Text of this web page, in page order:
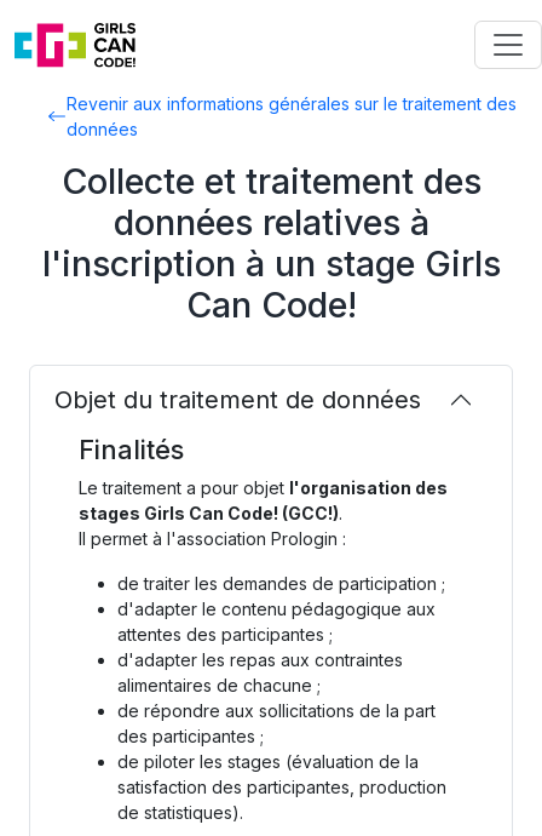
Revenir aux informations générales sur le traitement des
données
Collecte et traitement des
données relatives à
l'inscription à un stage Girls
Can Code!
Objet du traitement de données
Finalités
Le traitement a pour objet l'organisation des
stages Girls Can Code! (GCC!).
Il permet à l'association Prologin :
de traiter les demandes de participation ;
d'adapter le contenu pédagogique aux
attentes des participantes ;
d'adapter les repas aux contraintes
alimentaires de chacune ;
de répondre aux sollicitations de la part
des participantes ;
de piloter les stages (évaluation de la
satisfaction des participantes, production
de statistiques).